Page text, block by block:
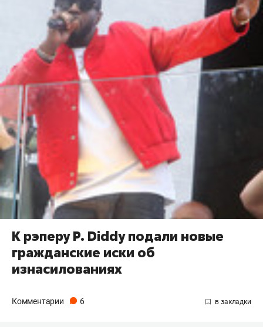
К рэперу P. Diddy подали новые
гражданские иски об
изнасилованиях
Комментарии 6